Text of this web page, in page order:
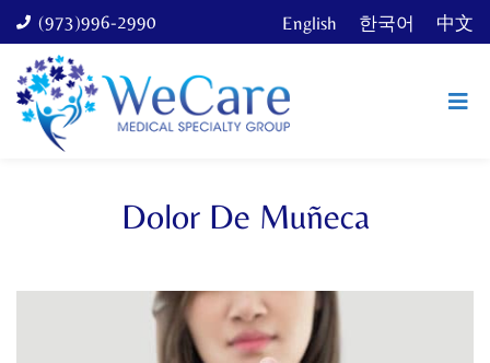
(973)996-2990 English 한국어 中文
Dolor De Muñeca